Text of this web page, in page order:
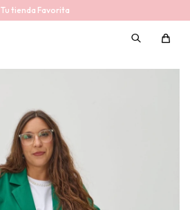
Tu tienda Favorita